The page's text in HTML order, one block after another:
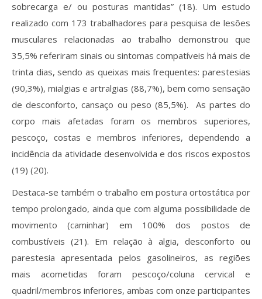
sobrecarga e/ ou posturas mantidas” (18). Um estudo
realizado com 173 trabalhadores para pesquisa de lesões
musculares relacionadas ao trabalho demonstrou que
35,5% referiram sinais ou sintomas compatíveis há mais de
trinta dias, sendo as queixas mais frequentes: parestesias
(90,3%), mialgias e artralgias (88,7%), bem como sensação
de desconforto, cansaço ou peso (85,5%). As partes do
corpo mais afetadas foram os membros superiores,
pescoço, costas e membros inferiores, dependendo a
incidência da atividade desenvolvida e dos riscos expostos
(19) (20).
Destaca-se também o trabalho em postura ortostática por
tempo prolongado, ainda que com alguma possibilidade de
movimento (caminhar) em 100% dos postos de
combustíveis (21). Em relação à algia, desconforto ou
parestesia apresentada pelos gasolineiros, as regiões
mais acometidas foram pescoço/coluna cervical e
quadril/membros inferiores, ambas com onze participantes